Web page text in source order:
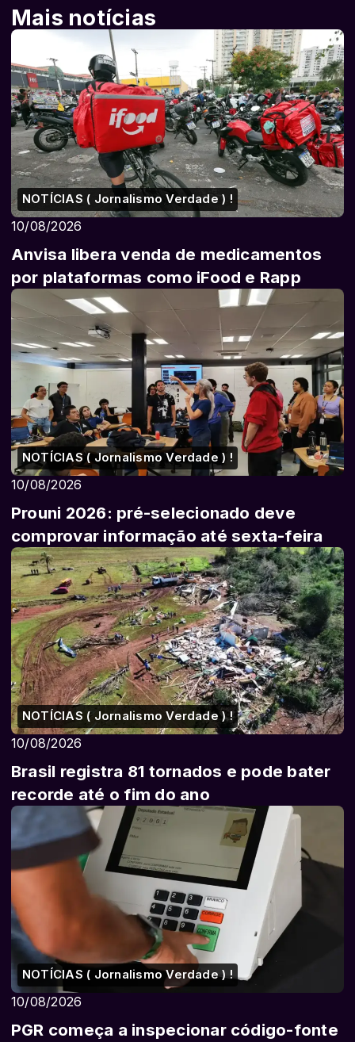
Mais notícias
NOTÍCIAS ( Jornalismo Verdade ) !
10/08/2026
Anvisa libera venda de medicamentos
por plataformas como iFood e Rapp
NOTÍCIAS ( Jornalismo Verdade ) !
10/08/2026
Prouni 2026: pré-selecionado deve
comprovar informação até sexta-feira
NOTÍCIAS ( Jornalismo Verdade ) !
10/08/2026
Brasil registra 81 tornados e pode bater
recorde até o fim do ano
NOTÍCIAS ( Jornalismo Verdade ) !
10/08/2026
PGR começa a inspecionar código-fonte